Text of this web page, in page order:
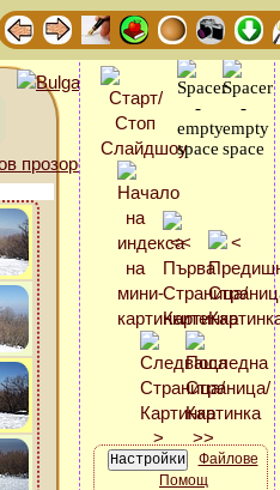
Файлове
Помощ